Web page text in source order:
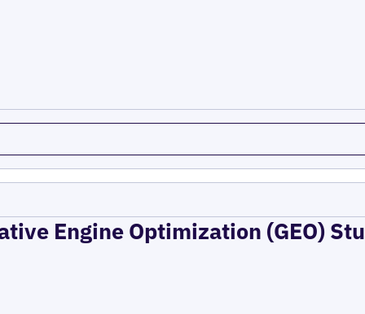
Engine Optimization (GEO)